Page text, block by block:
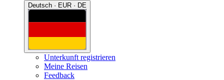
Deutsch · EUR · DE
Unterkunft registrieren
Meine Reisen
Feedback